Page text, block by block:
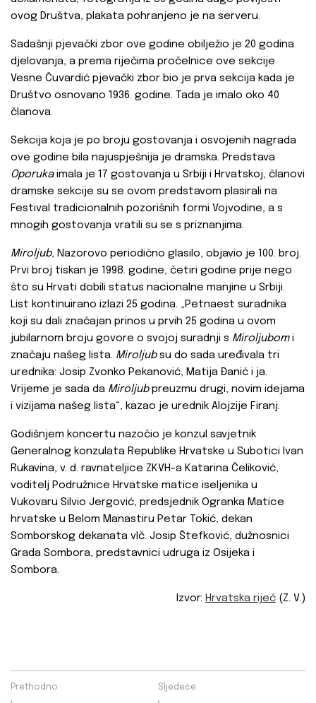
ovog Društva, plakata pohranjeno je na serveru.
Sadašnji pjevački zbor ove godine obilježio je 20 godina
djelovanja, a prema riječima pročelnice ove sekcije
Vesne Čuvardić pjevački zbor bio je prva sekcija kada je
Društvo osnovano 1936. godine. Tada je imalo oko 40
članova.
Sekcija koja je po broju gostovanja i osvojenih nagrada
ove godine bila najuspješnija je dramska. Predstava
Oporukaimala je 17 gostovanja u Srbiji i Hrvatskoj, članovi
dramske sekcije su se ovom predstavom plasirali na
Festival tradicionalnih pozorišnih formi Vojvodine, a s
mnogih gostovanja vratili su se s priznanjima.
Miroljub, Nazorovo periodično glasilo, objavio je 100. broj.
Prvi broj tiskan je 1998. godine, četiri godine prije nego
što su Hrvati dobili status nacionalne manjine u Srbiji.
List kontinuirano izlazi 25 godina. „Petnaest suradnika
koji su dali značajan prinos u prvih 25 godina u ovom
jubilarnom broju govore o svojoj suradnji s Miroljubomi
značaju našeg lista. Miroljubsu do sada uređivala tri
urednika: Josip Zvonko Pekanović, Matija Đanić i ja.
Vrijeme je sada da Miroljubpreuzmu drugi, novim idejama
i vizijama našeg lista“, kazao je urednik Alojzije Firanj.
Godišnjem koncertu nazočio je konzul savjetnik
Generalnog konzulata Republike Hrvatske u Subotici Ivan
Rukavina, v. d. ravnateljice ZKVH-a Katarina Čeliković,
voditelj Podružnice Hrvatske matice iseljenika u
Vukovaru Silvio Jergović, predsjednik Ogranka Matice
hrvatske u Belom Manastiru Petar Tokić, dekan
Somborskog dekanata vlč. Josip Štefković, dužnosnici
Grada Sombora, predstavnici udruga iz Osijeka i
Sombora.
Izvor: Hrvatska riječ (Z. V.)
Prethodno Sljedeće